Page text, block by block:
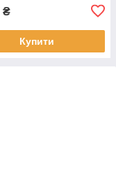
₴
Купити